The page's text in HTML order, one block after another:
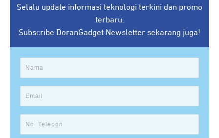
Selalu update informasi teknologi terkini dan promo
terbaru.
Subscribe DoranGadget Newsletter sekarang juga!